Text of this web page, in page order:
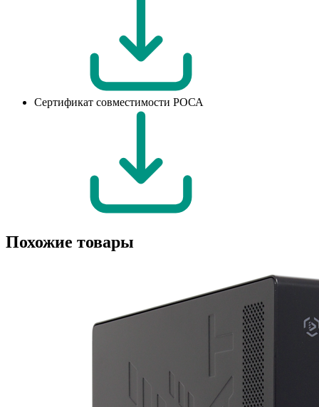
Сертификат совместимости РОСА
Похожие товары